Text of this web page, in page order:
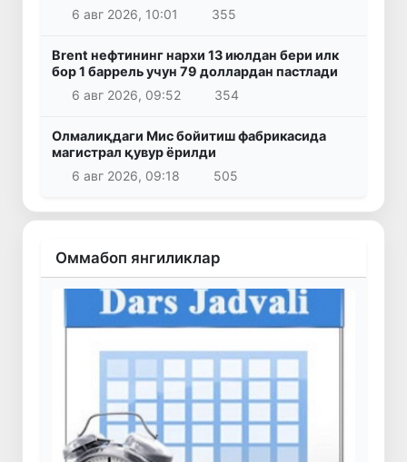
6 авг 2026, 10:01
355
Brent нефтининг нархи 13 июлдан бери илк
бор 1 баррель учун 79 доллардан пастлади
6 авг 2026, 09:52
354
Олмалиқдаги Мис бойитиш фабрикасида
магистрал қувур ёрилди
6 авг 2026, 09:18
505
Оммабоп янгиликлар